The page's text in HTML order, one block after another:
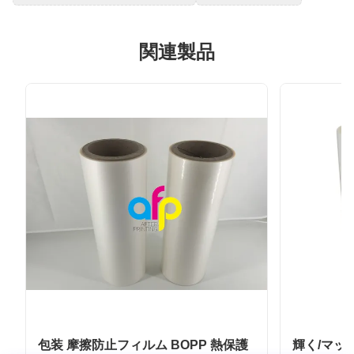
関連製品
包装 摩擦防止フィルム BOPP 熱保護
輝く/マッ